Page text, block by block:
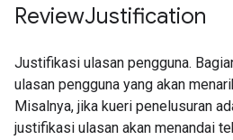
ReviewJustification
Justifikasi ulasan pengguna.
ulasan pengguna yang akan
Misalnya, jika kueri penelusuran
justifikasi ulasan akan menandai